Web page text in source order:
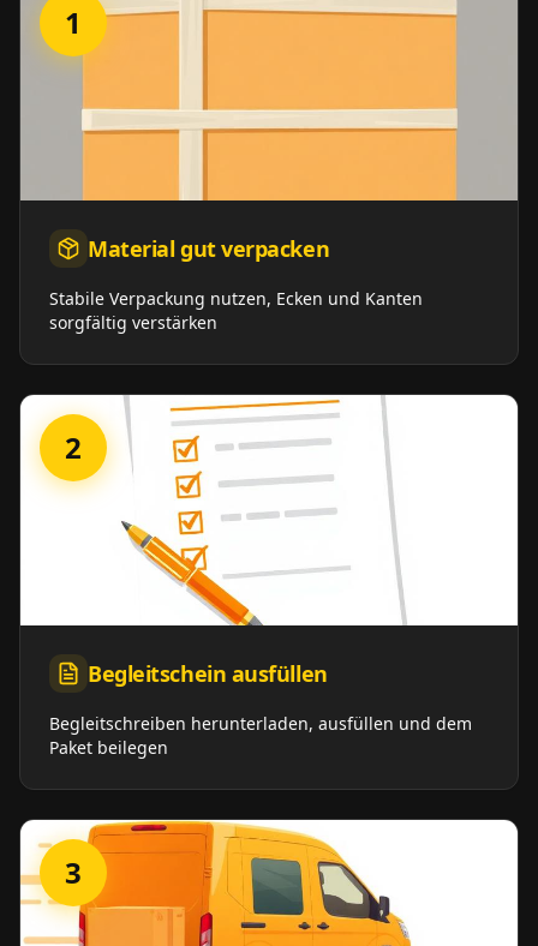
1
Material gut verpacken
Stabile Verpackung nutzen, Ecken und Kanten
sorgfältig verstärken
2
Begleitschein ausfüllen
Begleitschreiben herunterladen, ausfüllen und dem
Paket beilegen
3